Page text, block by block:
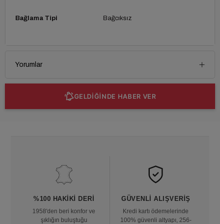
Bağlama Tipi Bağcıksız
Yorumlar
GELDİĞİNDE HABER VER
%100 HAKIKI DERI
1958'den beri konfor ve
şıklığın buluştuğu
GÜVENLI ALIŞVERIŞ
Kredi kartı ödemelerinde
100% güvenli altyapı, 256-